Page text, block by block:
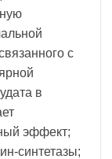
с
в
эффект;
синтетазы;